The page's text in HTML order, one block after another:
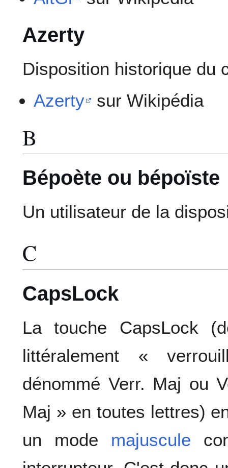
Azerty
Disposition historique du
Azerty
sur Wikipédia
B
Bépoète ou bépoïste
Un utilisateur de la
C
CapsLock
La touche CapsLock
littéralement «
dénommé Verr. Maj ou
Maj » en toutes lettres)
un mode majuscule